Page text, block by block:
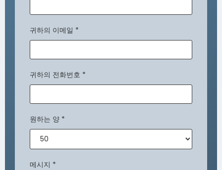
귀하의 이메일 *
귀하의 전화번호 *
원하는 양 *
메시지 *